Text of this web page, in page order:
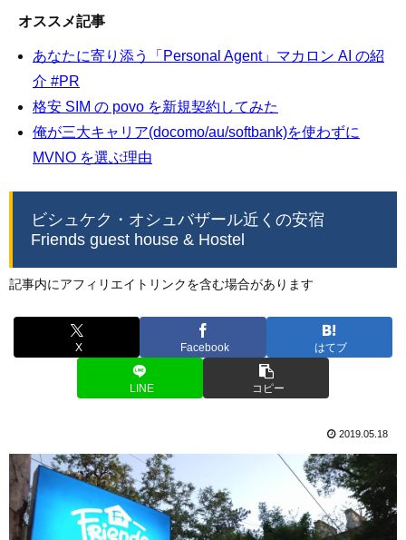
オススメ記事
あなたに寄り添う「Personal Agent」マカロン AI の紹
介 #PR
格安 SIM の povo を新規契約してみた
俺が三大キャリア(docomo/au/softbank)を使わずに
MVNO を選ぶ理由
ビシュケク・オシュバザール近くの安宿
Friends guest house & Hostel
記事内にアフィリエイトリンクを含む場合があります
X Facebook はてブ
LINE コピー
2019.05.18